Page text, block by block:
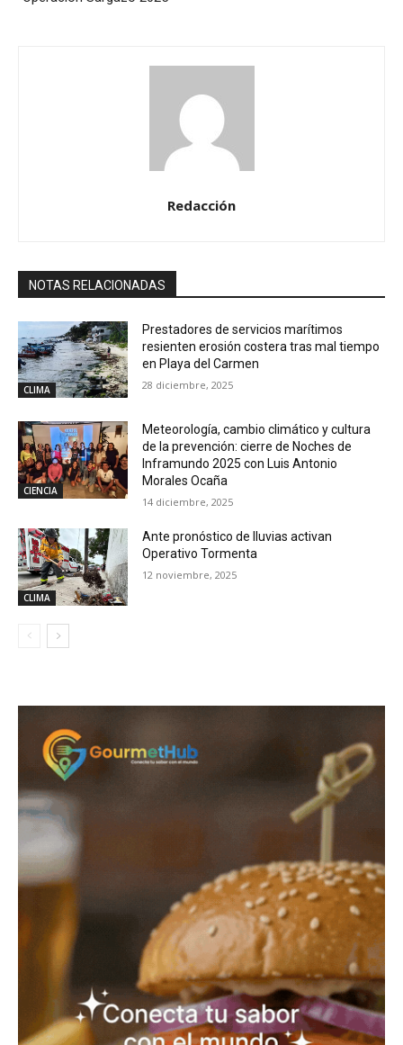
Redacción
NOTAS RELACIONADAS
CLIMA
Prestadores de servicios marítimos
resienten erosión costera tras mal tiempo
en Playa del Carmen
28 diciembre, 2025
CIENCIA
Meteorología, cambio climático y cultura
de la prevención: cierre de Noches de
Inframundo 2025 con Luis Antonio
Morales Ocaña
14 diciembre, 2025
CLIMA
Ante pronóstico de lluvias activan
Operativo Tormenta
12 noviembre, 2025